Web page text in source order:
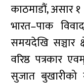
काठमाडौं, असार १
भारत–पाक
समयदेखि सञ्चार
वरिष्ठ पत्रकार
सुजात बुखारीको